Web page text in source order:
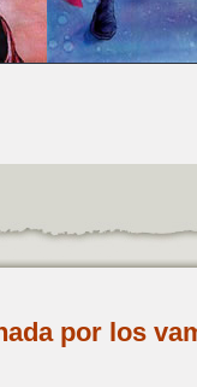
por los